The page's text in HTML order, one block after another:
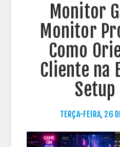
Monitor
Monitor
Como
Cliente na
Setup
TERÇA-FEIRA, 26